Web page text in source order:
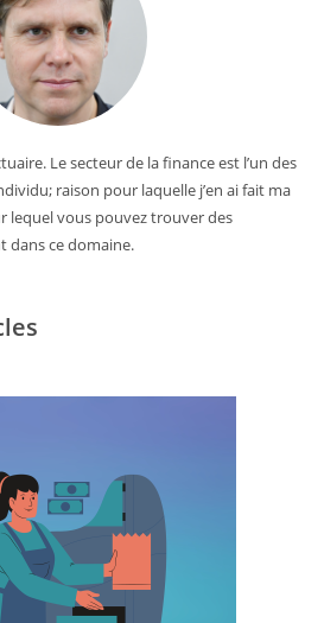
Le secteur de la finance est l’un des
raison pour laquelle j’en ai fait ma
lequel vous pouvez trouver des
dans ce domaine.